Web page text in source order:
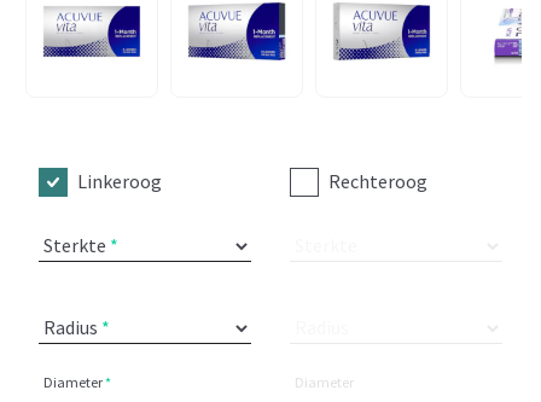
Linkeroog
Sterkte
Radius
Diameter
Rechteroog
Diameter